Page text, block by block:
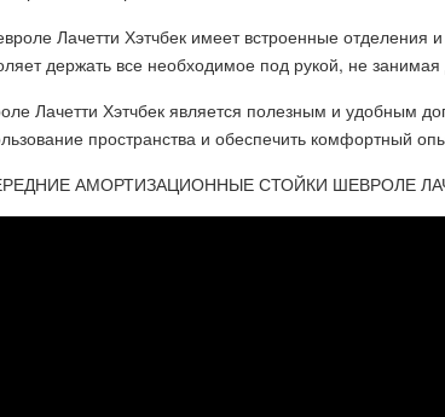
Лачетти Хэтчбек имеет встроенные отделения
держать все необходимое под рукой, не
Лачетти Хэтчбек является полезным и удобным
пространства и обеспечить комфортный
АМОРТИЗАЦИОННЫЕ СТОЙКИ ШЕВРОЛЕ